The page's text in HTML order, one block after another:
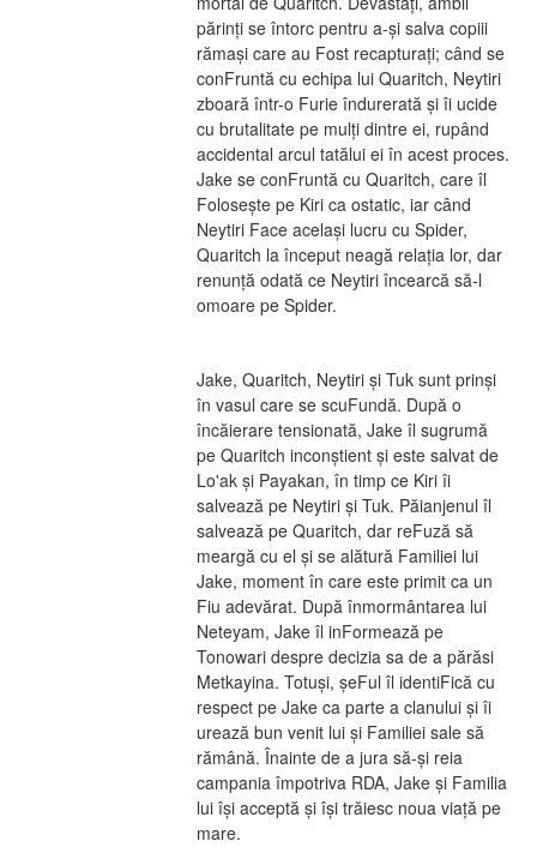
părinți se întorc pentru a-și salva copiii
rămași care au Fost recapturați; când se
conFruntă cu echipa lui Quaritch, Neytiri
zboară într-o Furie îndurerată și îi ucide
cu brutalitate pe mulți dintre ei, rupând
accidental arcul tatălui ei în acest proces.
Jake se conFruntă cu Quaritch, care îl
Folosește pe Kiri ca ostatic, iar când
Neytiri Face același lucru cu Spider,
Quaritch la început neagă relația lor, dar
renunță odată ce Neytiri încearcă să-l
omoare pe Spider.
Jake, Quaritch, Neytiri și Tuk sunt prinși
în vasul care se scuFundă. După o
încăierare tensionată, Jake îl sugrumă
pe Quaritch inconștient și este salvat de
Lo'ak și Payakan, în timp ce Kiri îi
salvează pe Neytiri și Tuk. Păianjenul îl
salvează pe Quaritch, dar reFuză să
meargă cu el și se alătură Familiei lui
Jake, moment în care este primit ca un
Fiu adevărat. După înmormântarea lui
Neteyam, Jake îl inFormează pe
Tonowari despre decizia sa de a părăsi
Metkayina. Totuși, șeFul îl identiFică cu
respect pe Jake ca parte a clanului și îi
urează bun venit lui și Familiei sale să
rămână. Înainte de a jura să-și reia
campania împotriva RDA, Jake și Familia
lui își acceptă și își trăiesc noua viață pe
mare.